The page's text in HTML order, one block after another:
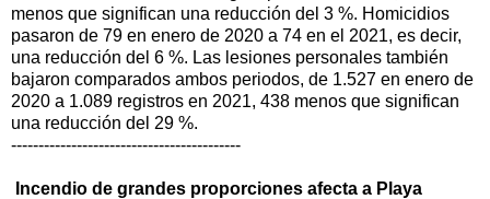
menos que significan una reducción del 3 %. Homicidios
pasaron de 79 en enero de 2020 a 74 en el 2021, es decir,
una reducción del 6 %. Las lesiones personales también
bajaron comparados ambos periodos, de 1.527 en enero de
2020 a 1.089 registros en 2021, 438 menos que significan
una reducción del 29 %.
------------------------------------------
Incendio de grandes proporciones afecta a Playa